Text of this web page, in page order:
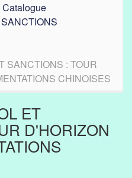
Catalogue
SANCTIONS : TOUR
CHINOISES
ET
D'HORIZON